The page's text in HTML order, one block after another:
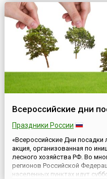
Всероссийские дни
Праздники России
«Всероссийские Дни посадки
акция, организованная по
лесного хозяйства РФ. Во
регионов Российской
населенных пунктах идут